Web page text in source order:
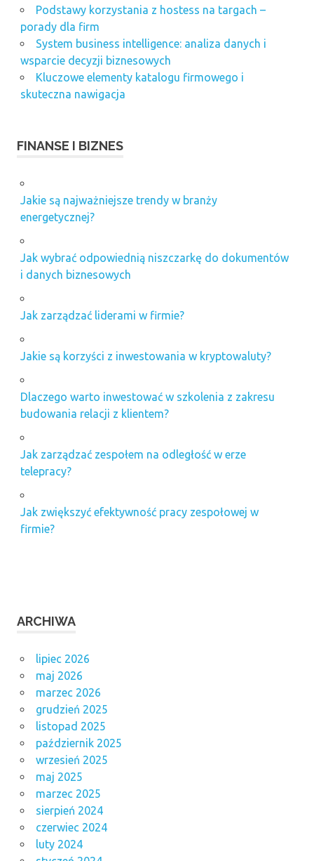
Podstawy korzystania z hostess na targach –
porady dla firm
System business intelligence: analiza danych i
wsparcie decyzji biznesowych
Kluczowe elementy katalogu firmowego i
skuteczna nawigacja
FINANSE I BIZNES
Jakie są najważniejsze trendy w branży
energetycznej?
Jak wybrać odpowiednią niszczarkę do dokumentów
i danych biznesowych
Jak zarządzać liderami w firmie?
Jakie są korzyści z inwestowania w kryptowaluty?
Dlaczego warto inwestować w szkolenia z zakresu
budowania relacji z klientem?
Jak zarządzać zespołem na odległość w erze
telepracy?
Jak zwiększyć efektywność pracy zespołowej w
firmie?
ARCHIWA
lipiec 2026
maj 2026
marzec 2026
grudzień 2025
listopad 2025
październik 2025
wrzesień 2025
maj 2025
marzec 2025
sierpień 2024
czerwiec 2024
luty 2024